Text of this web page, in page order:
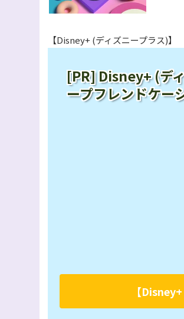
【Disney+ (ディズニープラス)】
[PR] Disney+ (デ
ープフレンドケー
【